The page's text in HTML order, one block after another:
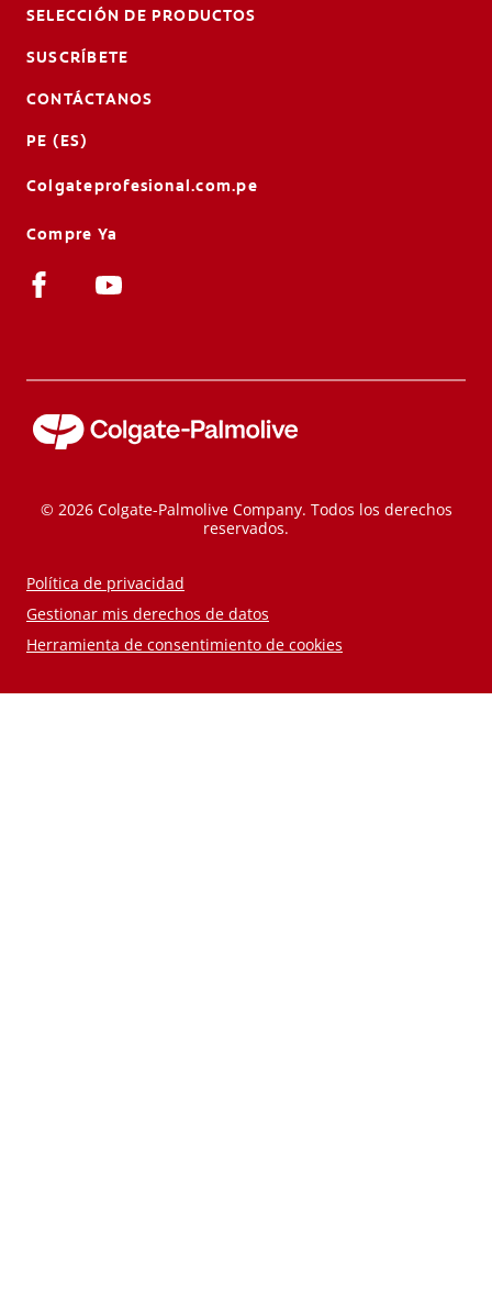
SELECCIÓN DE PRODUCTOS
SUSCRÍBETE
CONTÁCTANOS
PE (ES)
Colgateprofesional.com.pe
Compre Ya
© 2026 Colgate-Palmolive Company. Todos los derechos
reservados.
Política de privacidad
Gestionar mis derechos de datos
Herramienta de consentimiento de cookies